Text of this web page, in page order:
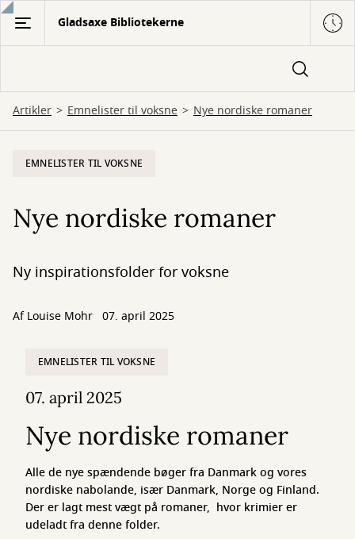
Gå
hovedindhold
Gladsaxe Bibliotekerne
Artikler Emnelister til voksne Nye nordiske romaner
EMNELISTER TIL VOKSNE
Nye nordiske romaner
Ny inspirationsfolder for voksne
AfLouise Mohr 07. april 2025
EMNELISTER TIL VOKSNE
07. april 2025
Nye nordiske romaner
Alle de nye spændende bøger fra Danmark og vores
nordiske nabolande, især Danmark, Norge og Finland.
Der er lagt mest vægt på romaner, hvor krimier er
udeladt fra denne folder.